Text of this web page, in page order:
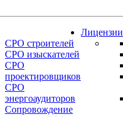
СРО строителей
СРО изыскателей
СРО
проектировщиков
СРО
энергоаудиторов
Сопровождение
Лицензии